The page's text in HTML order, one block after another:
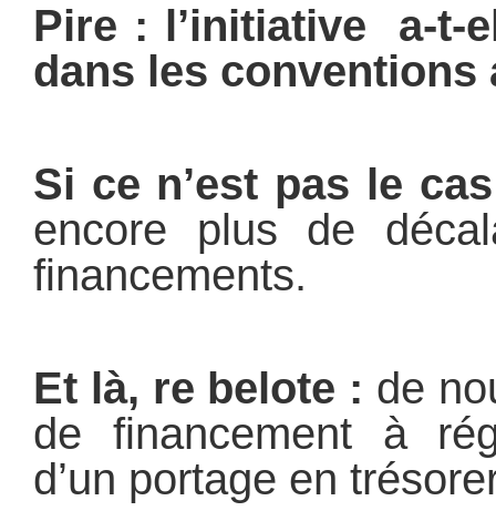
Pire : l’initiative a-t-
dans les conventions
Si ce n’est pas le cas
encore plus de
financements.
Et là, re belote : de
de financement à
d’un portage en